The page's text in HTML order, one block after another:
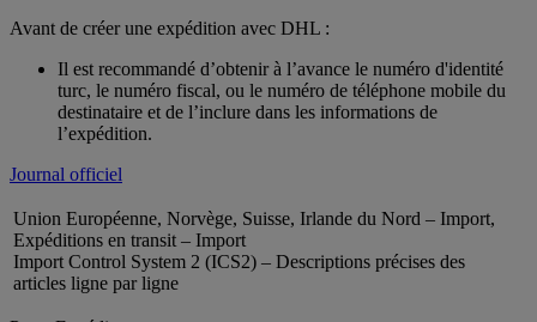
Avant de créer une expédition avec DHL :
Il est recommandé d’obtenir à l’avance le numéro d'identité
turc, le numéro fiscal, ou le numéro de téléphone mobile du
destinataire et de l’inclure dans les informations de
l’expédition.
Journal officiel
Union Européenne, Norvège, Suisse, Irlande du Nord – Import,
Expéditions en transit – Import
Import Control System 2 (ICS2) – Descriptions précises des
articles ligne par ligne